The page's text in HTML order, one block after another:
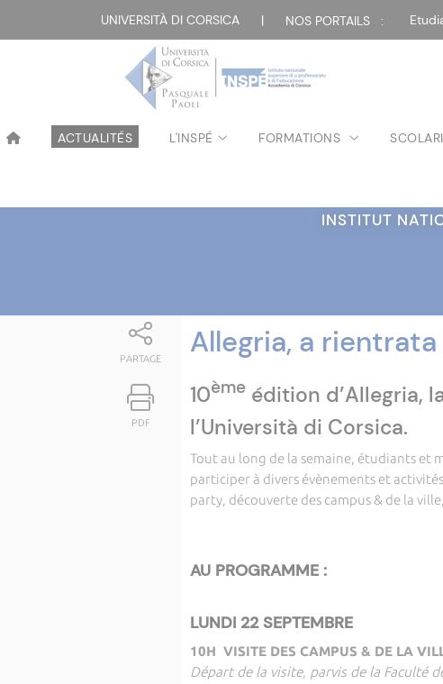
UNIVERSITÀ DI CORSICA | NOS PORTAILS :
ACTUALITÉS L'INSPÉ FORMATIONS
INSTITUT
PARTAGE
PDF
Allegria, a
10èmeédition d’Allegria,
l’Università di Corsica.
Tout au long de la semaine, étudiants et
participer à divers évènements et
party, découverte des campus & de la
AU PROGRAMME :
LUNDI 22 SEPTEMBRE
10H VISITE DES CAMPUS & DE LA
Départ de la visite, parvis de la Faculté